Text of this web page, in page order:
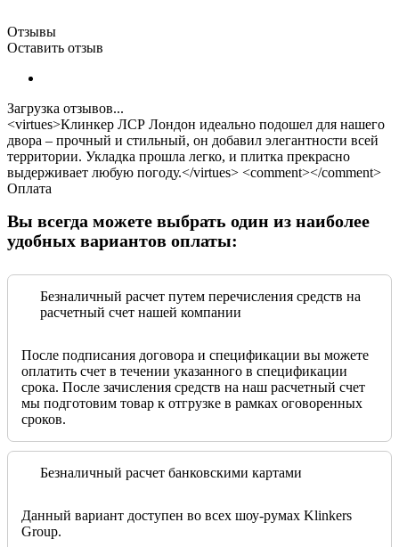
Отзывы
Оставить отзыв
Загрузка отзывов...
<virtues>Клинкер ЛСР Лондон идеально подошел для нашего
двора – прочный и стильный, он добавил элегантности всей
территории. Укладка прошла легко, и плитка прекрасно
выдерживает любую погоду.</virtues> <comment></comment>
Оплата
Вы всегда можете выбрать один из наиболее
удобных вариантов оплаты:
Безналичный расчет путем перечисления средств на
расчетный счет нашей компании
После подписания договора и спецификации вы можете
оплатить счет в течении указанного в спецификации
срока. После зачисления средств на наш расчетный счет
мы подготовим товар к отгрузке в рамках оговоренных
сроков.
Безналичный расчет банковскими картами
Данный вариант доступен во всех шоу-румах Klinkers
Group.